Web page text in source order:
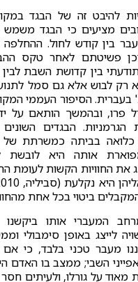
להיבט זה של הבגד
מציעים כי הבגד
בין קודש לחול. ההחלפה
פשיטתם לאחר טקס
בין קדושת השבת לבין
רק לבוש אלא גם סמל
בעברית. הסיפור העממי
פרו, ובהמשך הותאם על
לאגדות הגרמניות. הבגדים
כלואה בביתה כמשרתת
אותה היא לובשת
את החוויות הקשות לעומת
ביטוי בכל אחת
המעברי אותו ביקשנו
לייצג באופן סימבולי
מעבר טכני בלבד, כי
השבי; ממצב בו האדם
על גורלו, ולעיתים חסר